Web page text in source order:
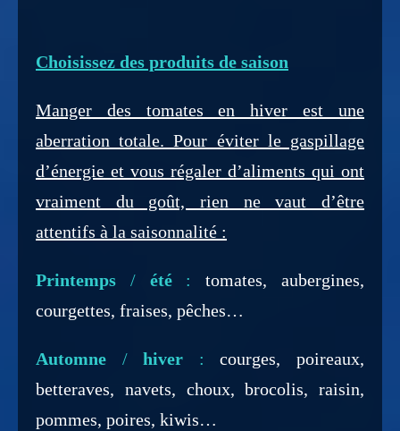
Choisissez des produits de saison
Manger des tomates en hiver est une
aberration totale. Pour éviter le gaspillage
d’énergie et vous régaler d’aliments qui ont
vraiment du goût, rien ne vaut d’être
attentifs à la saisonnalité :
Printemps / été:
tomates, aubergines,
courgettes, fraises, pêches…
Automne /hiver : courges, poireaux,
betteraves, navets, choux, brocolis, raisin,
pommes, poires, kiwis…